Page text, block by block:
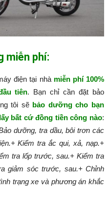
miễn phí:
điện tại nhà miễn phí 100%
tiên. Bạn chỉ cần đặt bảo
tôi sẽ bảo dưỡng cho bạn
bất cứ đồng tiền công nào:​​​​​
dưỡng, tra dầu, bôi trơn các
+ Kiểm tra ắc qui, xả, nạp.+
tra lốp trước, sau.+ Kiểm tra
giảm sóc trước, sau.+ Chỉnh
trạng xe và phương án khắc